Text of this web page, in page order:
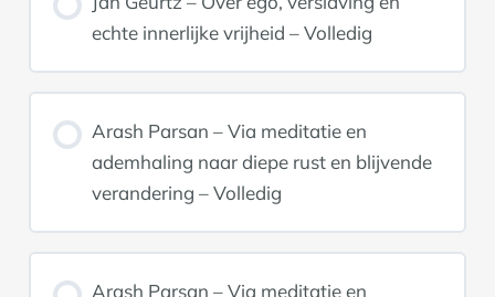
echte innerlijke vrijheid – Volledig
Arash Parsan – Via meditatie en
ademhaling naar diepe rust en blijvende
verandering – Volledig
Arash Parsan – Via meditatie en